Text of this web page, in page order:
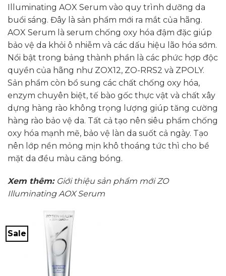
Illuminating AOX Serum vào quy trình dưỡng da
buổi sáng. Đây là sản phẩm mới ra mắt của hãng.
AOX Serum là serum chống oxy hóa đậm đặc giúp
bảo vệ da khỏi ô nhiễm và các dấu hiệu lão hóa sớm.
Nổi bật trong bảng thành phần là các phức hợp độc
quyền của hãng như ZOX12, ZO-RRS2 và ZPOLY.
Sản phẩm còn bổ sung các chất chống oxy hóa,
enzym chuyên biệt, tế bào gốc thực vật và chất xây
dựng hàng rào không trọng lượng giúp tăng cường
hàng rào bảo vệ da. Tất cả tạo nên siêu phẩm chống
oxy hóa mạnh mẽ, bảo vệ làn da suốt cả ngày. Tạo
nên lớp nền mỏng mịn khô thoáng tức thì cho bề
mặt da đều màu căng bóng.
Xem thêm: Giới thiệu sản phẩm mới ZO
Illuminating AOX Serum
Sale